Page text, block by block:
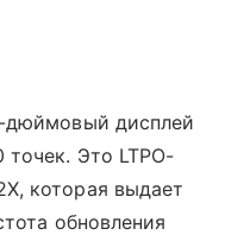
дюймовый дисплей
Это LTPO-
которая выдает
обновления